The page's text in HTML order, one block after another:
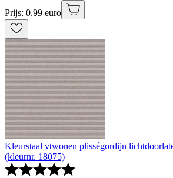
Prijs: 0.99 euro
Kleurstaal vtwonen plisségordijn
(kleurnr. 18075)